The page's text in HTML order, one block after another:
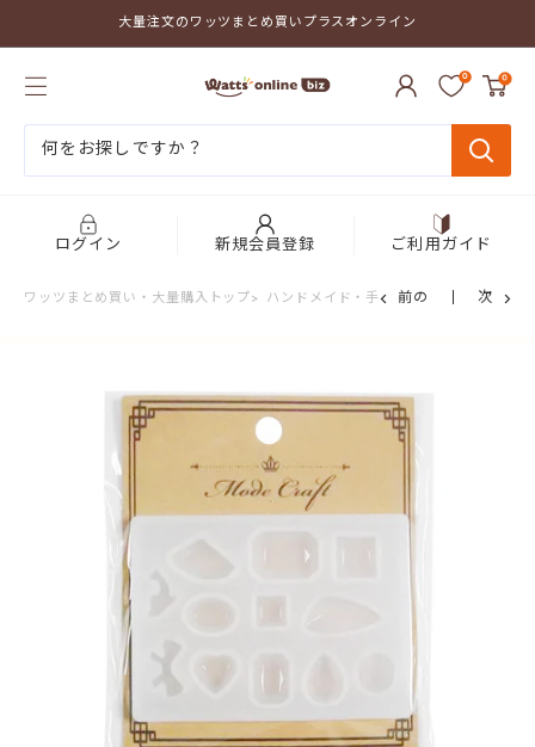
テ
大量注文のワッツまとめ買いプラスオンライン
ッ
と
め
ン
0 0
ログイン 新規会員登録 ご利用ガイド
ワッツまとめ買い・大量購入トップ > ハンドメイド・手芸用品> アクセサリー
前の 次